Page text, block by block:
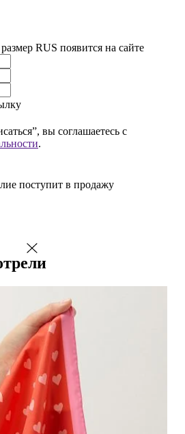
RUS появится на сайте
вы соглашаетесь с
.
поступит в продажу